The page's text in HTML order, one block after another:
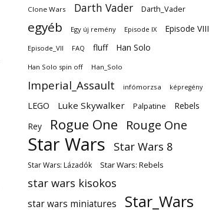
Clone Wars Darth Vader Darth_Vader
egyéb Egy új remény Episode IX Episode VIII
Episode_VII FAQ fluff Han Solo
Han Solo spin off Han_Solo
Imperial_Assault infómorzsa képregény
LEGO Luke Skywalker Palpatine
Rebels
Rey
Rogue One Rouge One
Star Wars Star Wars 8
Star Wars: Lázadók Star Wars: Rebels
star wars kisokos
star wars miniatures Star_Wars